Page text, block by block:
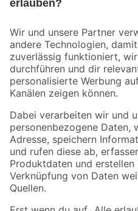
Der toom Newsletter: Keine Angebote
Zur Newsletter Anmeldung
Folge uns
Zahlungsarten
Sicher einkaufen